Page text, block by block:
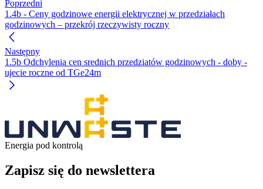
Poprzedni
1.4b - Ceny godzinowe energii elektrycznej w przedziałach
godzinowych – przekrój rzeczywisty roczny
Następny
1.5b Odchylenia cen srednich przedziatów godzinowych - doby -
ujecie roczne od TGe24m
Energia pod kontrolą
Zapisz się do newslettera